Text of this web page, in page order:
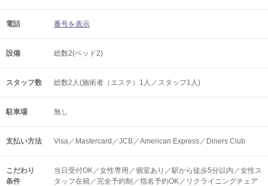
電話 番号を表示
設備 総数2(ベッド2)
スタッフ数 総数2人(施術者（エステ）1人／スタッフ1人)
駐車場 無し
支払い方法 Visa／Mastercard／JCB／American Express／Diners Club
こだわり
条件
当日受付OK／女性専用／個室あり／駅から徒歩5分以内／女性ス
タッフ在籍／完全予約制／指名予約OK／リクライニングチェア